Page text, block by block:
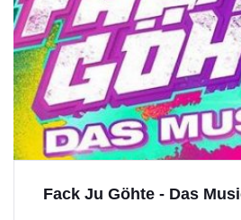
Fack Ju Göhte - Das